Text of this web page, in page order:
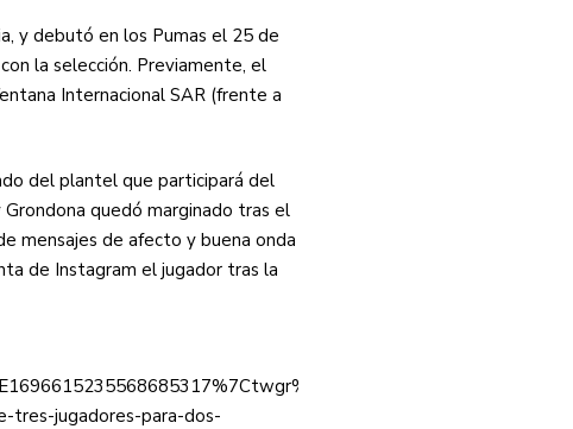
y debutó en los Pumas el 25 de
la selección. Previamente, el
Internacional SAR (frente a
del plantel que participará del
quedó marginado tras el
mensajes de afecto y buena onda
de Instagram el jugador tras la
tres-jugadores-para-dos-